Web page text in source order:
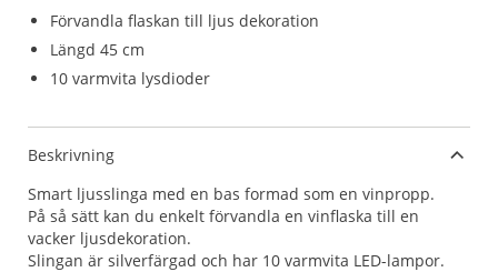
Förvandla flaskan till ljus dekoration
Längd 45 cm
10 varmvita lysdioder
Beskrivning
Smart ljusslinga med en bas formad som en vinpropp.
På så sätt kan du enkelt förvandla en vinflaska till en
vacker ljusdekoration.
Slingan är silverfärgad och har 10 varmvita LED-lampor.